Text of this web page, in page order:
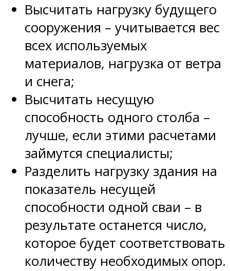
Высчитать нагрузку будущего
сооружения – учитывается вес
всех используемых
материалов, нагрузка от ветра
и снега;
Высчитать несущую
способность одного столба –
лучше, если этими расчетами
займутся специалисты;
Разделить нагрузку здания на
показатель несущей
способности одной сваи – в
результате останется число,
которое будет соответствовать
количеству необходимых опор.